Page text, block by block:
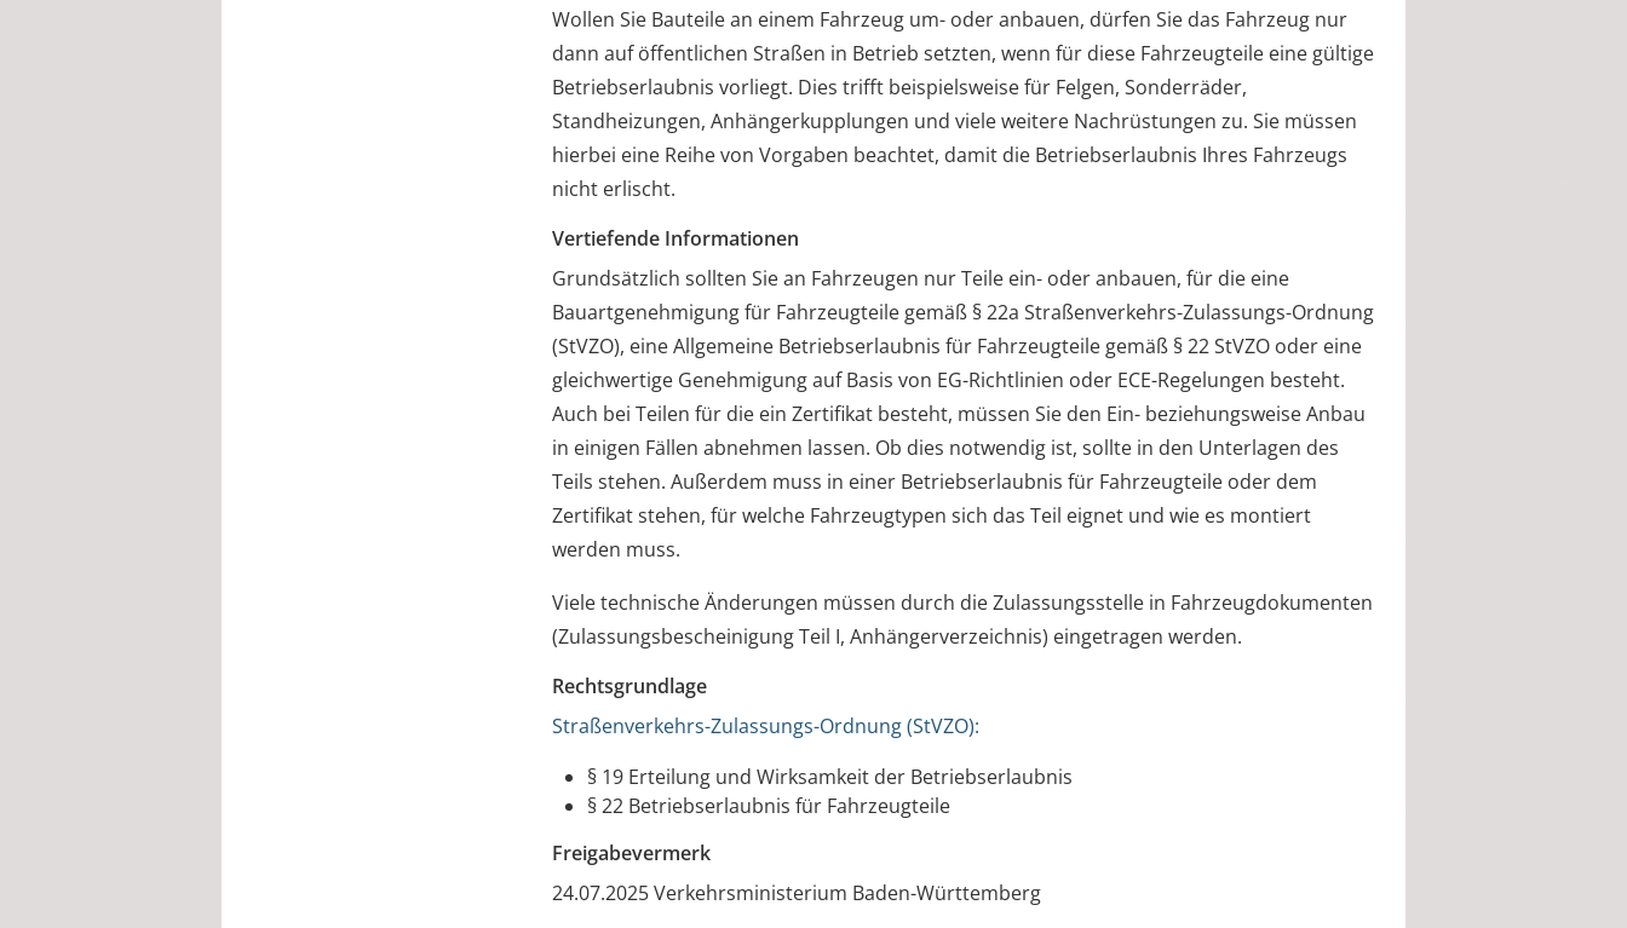
Wollen Sie Bauteile an einem Fahrzeug um- oder anbauen, dürfen Sie das Fahrzeug nur
dann auf öffentlichen Straßen in Betrieb setzten, wenn für diese Fahrzeugteile eine gültige
Betriebserlaubnis vorliegt. Dies trifft beispielsweise für Felgen, Sonderräder,
Standheizungen, Anhängerkupplungen und viele weitere Nachrüstungen zu. Sie müssen
hierbei eine Reihe von Vorgaben beachtet, damit die Betriebserlaubnis Ihres Fahrzeugs
nicht erlischt.
Vertiefende Informationen
Grundsätzlich sollten Sie an Fahrzeugen nur Teile ein- oder anbauen, für die eine
Bauartgenehmigung für Fahrzeugteile gemäß § 22a Straßenverkehrs-Zulassungs-Ordnung
(StVZO), eine Allgemeine Betriebserlaubnis für Fahrzeugteile gemäß § 22 StVZO oder eine
gleichwertige Genehmigung auf Basis von EG-Richtlinien oder ECE-Regelungen besteht.
Auch bei Teilen für die ein Zertifikat besteht, müssen Sie den Ein- beziehungsweise Anbau
in einigen Fällen abnehmen lassen. Ob dies notwendig ist, sollte in den Unterlagen des
Teils stehen. Außerdem muss in einer Betriebserlaubnis für Fahrzeugteile oder dem
Zertifikat stehen, für welche Fahrzeugtypen sich das Teil eignet und wie es montiert
werden muss.
Viele technische Änderungen müssen durch die Zulassungsstelle in Fahrzeugdokumenten
(Zulassungsbescheinigung Teil I, Anhängerverzeichnis) eingetragen werden.
Rechtsgrundlage
Straßenverkehrs-Zulassungs-Ordnung (StVZO):
§ 19 Erteilung und Wirksamkeit der Betriebserlaubnis
§ 22 Betriebserlaubnis für Fahrzeugteile
Freigabevermerk
24.07.2025 Verkehrsministerium Baden-Württemberg